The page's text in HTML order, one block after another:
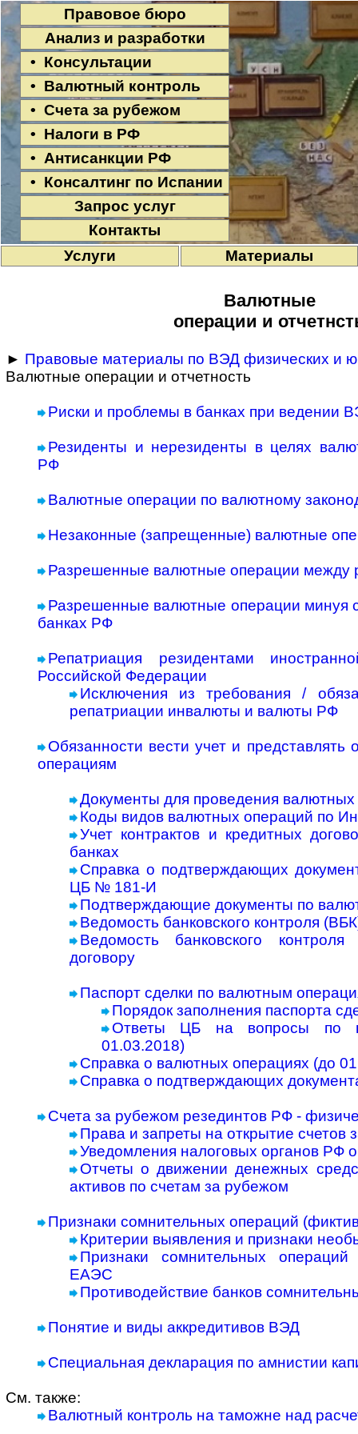
Правовое бюро
Анализ и разработки
• Консультации
• Валютный контроль
• Счета за рубежом
• Налоги в РФ
• Антисанкции РФ
• Консалтинг по Испании
Запрос услуг
Контакты
Услуги
Материалы
Валютные
операции и
► Правовые материалы по ВЭД физических и
Валютные операции и отчетность
Риски и проблемы в банках при ведении
Резиденты и нерезиденты в целях
РФ
Валютные операции по валютному
Незаконные (запрещенные) валютные
Разрешенные валютные операции между
Разрешенные валютные операции минуя
банках РФ
Репатриация резидентами
Российской Федерации
Исключения из требования /
репатриации инвалюты и валюты РФ
Обязанности вести учет и представлять
операциям
Документы для проведения
Коды видов валютных операций по
Учет контрактов и кредитных
банках
Справка о подтверждающих
ЦБ № 181-И
Подтверждающие документы по
Ведомость банковского контроля
Ведомость банковского
договору
Паспорт сделки по валютным
Порядок заполнения паспорта
Ответы ЦБ на вопросы по
01.03.2018)
Справка о валютных операциях (до
Справка о подтверждающих
Счета за рубежом резединтов РФ -
Права и запреты на открытие счетов
Уведомления налоговых органов РФ
Отчеты о движении денежных
активов по счетам за рубежом
Признаки сомнительных операций
Критерии выявления и признаки
Признаки сомнительных
ЕАЭС
Противодействие банков
Понятие и виды аккредитивов ВЭД
Специальная декларация по амнистии
См. также:
Валютный контроль на таможне над